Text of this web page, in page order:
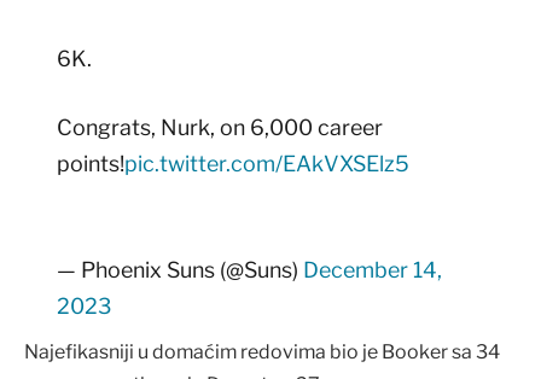
6K.
Congrats, Nurk, on 6,000 career
points!pic.twitter.com/EAkVXSElz5
— Phoenix Suns (@Suns) December 14,
2023
Najefikasniji u domaćim redovima bio je Booker sa 34